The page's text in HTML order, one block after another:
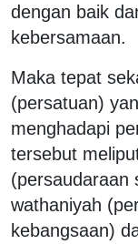
dengan baik
kebersamaan.
Maka tepat
(persatuan)
menghadapi
tersebut
(persaudaraan
wathaniyah
kebangsaan)